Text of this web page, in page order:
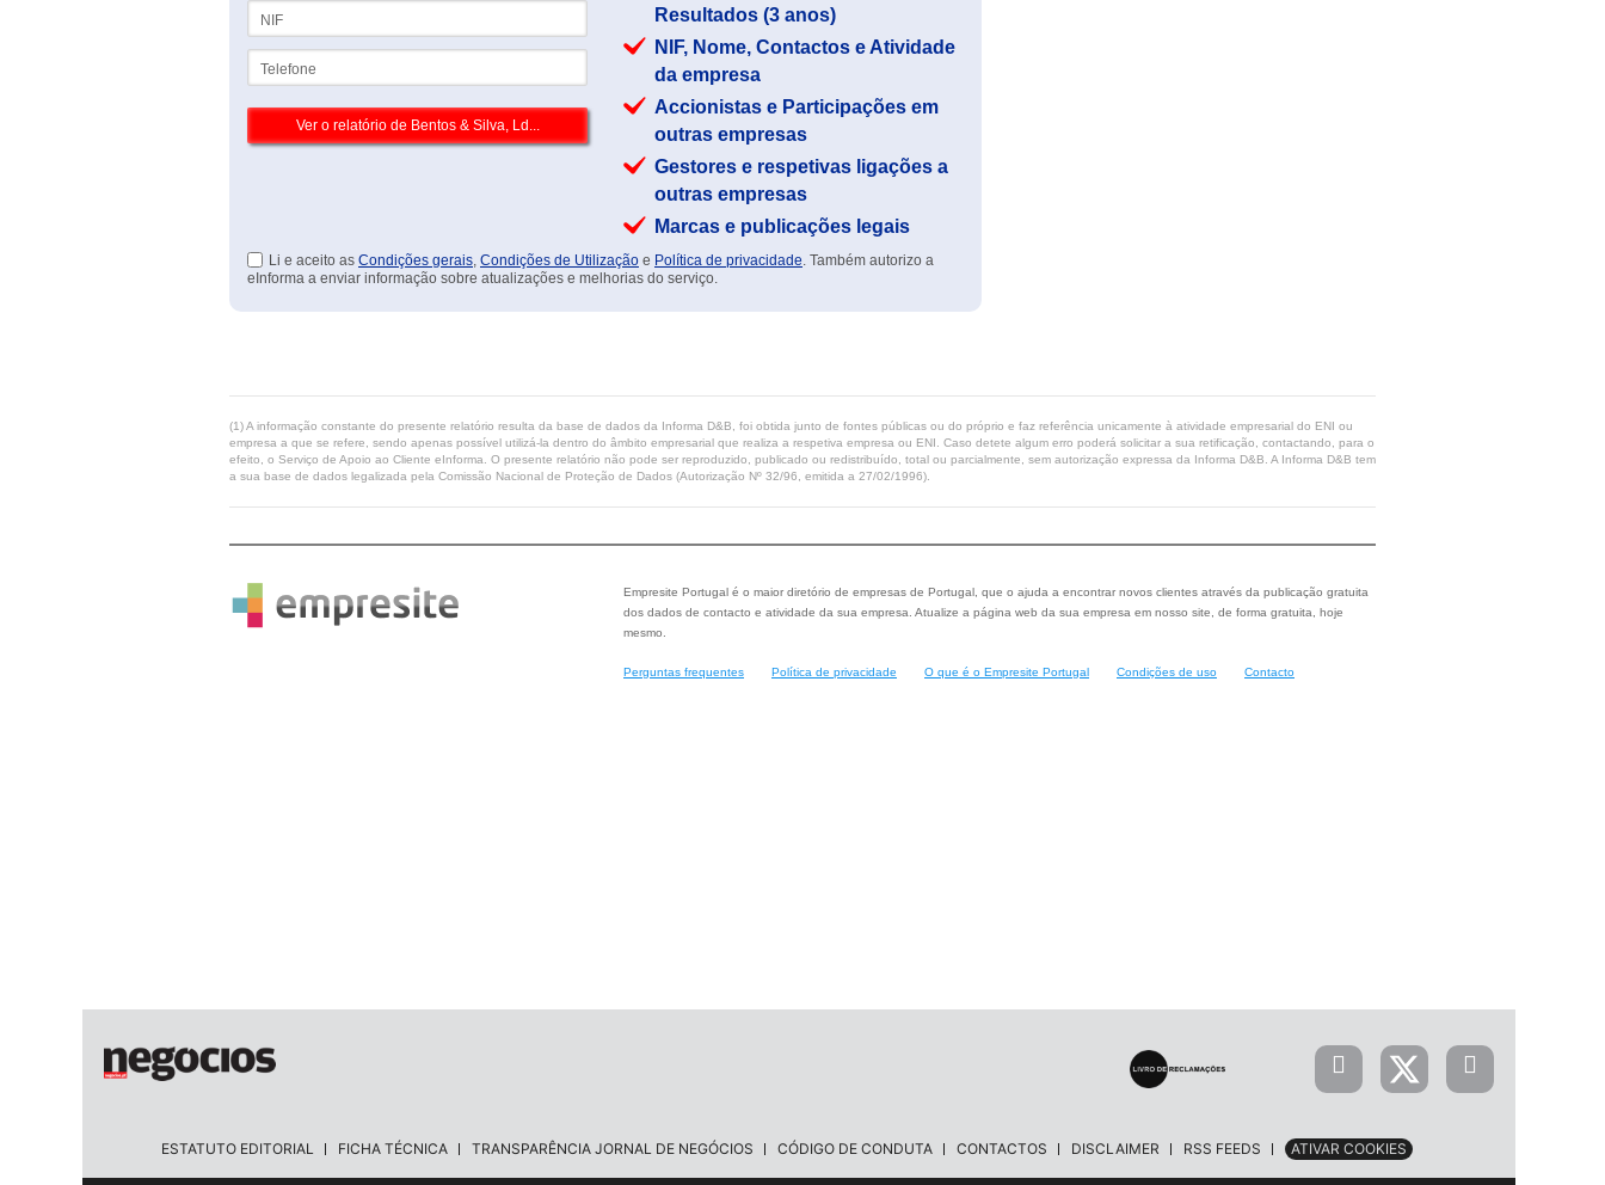
Resultados (3 anos)
NIF, Nome, Contactos e Atividade
da empresa
Accionistas e Participações em
outras empresas
Gestores e respetivas ligações a
outras empresas
Marcas e publicações legais
Li e aceito as Condições gerais, Condições de Utilização e Política de privacidade. Também autorizo a
eInforma a enviar informação sobre atualizações e melhorias do serviço.
(1) A informação constante do presente relatório resulta da base de dados da Informa D&B, foi obtida junto de fontes públicas ou do próprio e faz referência unicamente à atividade empresarial do ENI ou
empresa a que se refere, sendo apenas possível utilizá-la dentro do âmbito empresarial que realiza a respetiva empresa ou ENI. Caso detete algum erro poderá solicitar a sua retificação, contactando, para o
efeito, o Serviço de Apoio ao Cliente eInforma. O presente relatório não pode ser reproduzido, publicado ou redistribuído, total ou parcialmente, sem autorização expressa da Informa D&B. A Informa D&B tem
a sua base de dados legalizada pela Comissão Nacional de Proteção de Dados (Autorização Nº 32/96, emitida a 27/02/1996).
Empresite Portugal é o maior diretório de empresas de Portugal, que o ajuda a encontrar novos clientes através da publicação gratuita
dos dados de contacto e atividade da sua empresa. Atualize a página web da sua empresa em nosso site, de forma gratuita, hoje
mesmo.
Perguntas frequentes Política de privacidade O que é o Empresite Portugal Condições de uso Contacto